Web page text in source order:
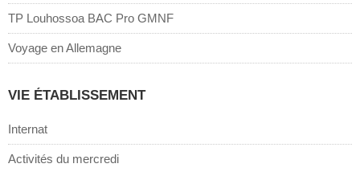
TP Louhossoa BAC Pro GMNF
Voyage en Allemagne
VIE ÉTABLISSEMENT
Internat
Activités du mercredi